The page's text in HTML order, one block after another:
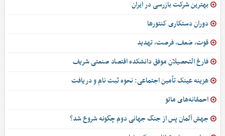
بهترین شرکت بازرسی در ایران
دوران دستکاری کنتورها
قوت، ضعف، فرصت، تهدید
فارغ التحصیلان موفق دانشکده اقتصاد صنعتی شریف
هزینه عینک تأمین اجتماعی: نحوه ثبت نام و دریافت
احمقانه‌های مائو
جهش آلمان پس از جنگ جهانی دوم چگونه شروع شد؟